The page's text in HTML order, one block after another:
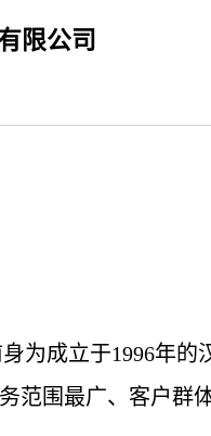
限公司
为成立于1996年的
务范围 最广、客户群